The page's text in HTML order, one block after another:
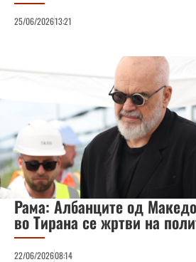
25/06/202613:21
Рама: Албанците од
во Тирана се жртви на
22/06/202608:14